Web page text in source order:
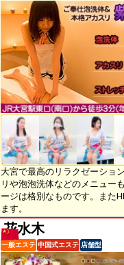
大宮で最高のリラクゼーショ
リや泡泡洗体などのメニュー
ージは格別なものです。また
ます。
花水木
一般エステ 中国式エステ 店舗型